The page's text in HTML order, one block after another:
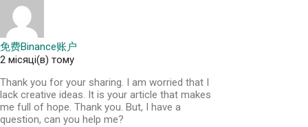
免费Binance账户
2 місяці(в) тому
Thank you for your sharing. I am worried that I
lack creative ideas. It is your article that makes
me full of hope. Thank you. But, I have a
question, can you help me?